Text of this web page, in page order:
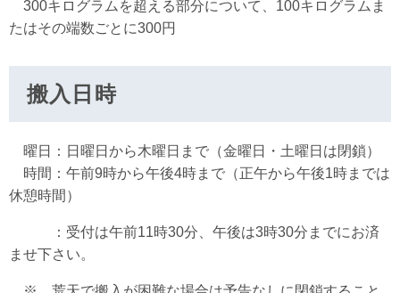
300キログラムを超える部分について、100キログラムま
たはその端数ごとに300円
搬入日時
曜日：日曜日から木曜日まで（金曜日・土曜日は閉鎖）
時間：午前9時から午後4時まで（正午から午後1時までは
休憩時間）
：受付は午前11時30分、午後は3時30分までにお済
ませ下さい。